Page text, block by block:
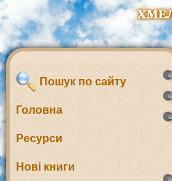
Пошук по сайту
Головна
Ресурси
Нові книги